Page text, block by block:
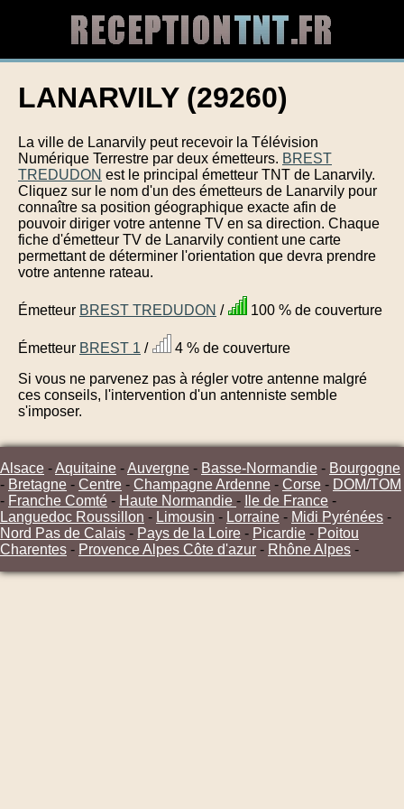
LANARVILY (29260)
La ville de Lanarvily peut recevoir la Télévision
Numérique Terrestre par deux émetteurs. BREST
TREDUDON est le principal émetteur TNT de Lanarvily.
Cliquez sur le nom d'un des émetteurs de Lanarvily pour
connaître sa position géographique exacte afin de
pouvoir diriger votre antenne TV en sa direction. Chaque
fiche d'émetteur TV de Lanarvily contient une carte
permettant de déterminer l'orientation que devra prendre
votre antenne rateau.
Émetteur BREST TREDUDON / 100 % de couverture
Émetteur BREST 1 /
4 % de couverture
Si vous ne parvenez pas à régler votre antenne malgré
ces conseils, l'intervention d'un antenniste semble
s'imposer.
Alsace -Aquitaine -Auvergne - Basse-Normandie - Bourgogne
- Bretagne - Centre - Champagne Ardenne - Corse - DOM/TOM
- Franche Comté - Haute Normandie - Ile de France -
Languedoc Roussillon - Limousin - Lorraine - Midi Pyrénées -
Nord Pas de Calais - Pays de la Loire - Picardie - Poitou
Charentes - Provence Alpes Côte d'azur - Rhône Alpes -